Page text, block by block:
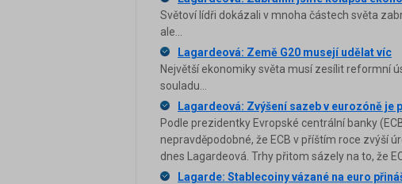
Světoví lídři dokázali v mnoha částech světa
ale...
Lagardeová: Země G20 musejí udělat víc
Největší ekonomiky světa musí zesílit reformní
souladu...
Lagardeová: Zvýšení sazeb v eurozóně
Podle prezidentky Evropské centrální banky
nepravděpodobné, že ECB v příštím roce zvýší
dnes Lagardeová. Trhy přitom sázely na to, že
Lagarde: Stablecoiny vázané na euro